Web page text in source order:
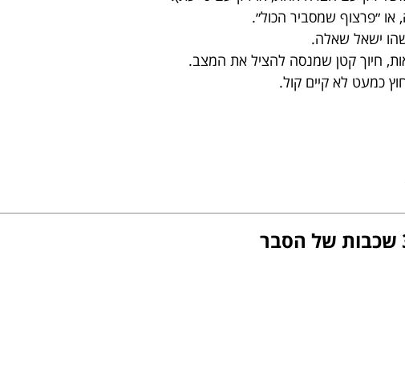
״פרצוף שמסביר הכול״.
ישאל שאלה.
חיוך קטן שמנסה להציל את המצב.
כמעט לא קיים קול.